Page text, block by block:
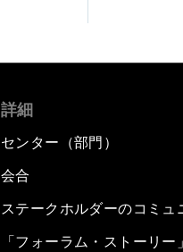
詳細
センター（部門）
会合
ステークホルダーのコミュ
「フォーラム・ストーリー」